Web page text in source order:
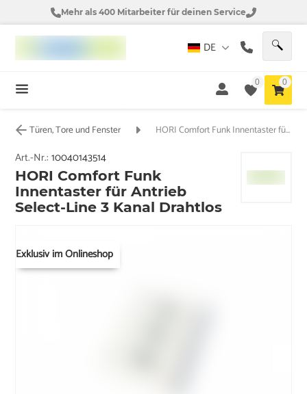
Mehr als 400 Mitarbeiter für deinen Service
DE
0 0
Türen, Tore und Fenster HORI Comfort Funk Innentaster für Antrieb Select-Line 3 Kanal Drahtlos
Exklusiv im Onlineshop
Art.-Nr.:10040143514
HORI Comfort Funk
Innentaster für Antrieb
Select-Line 3 Kanal Drahtlos